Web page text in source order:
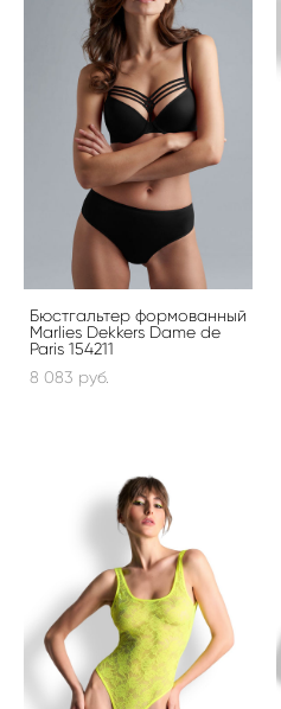
Бюстгальтер формованный
Marlies Dekkers Dame de
Paris 154211
8 083 pуб.